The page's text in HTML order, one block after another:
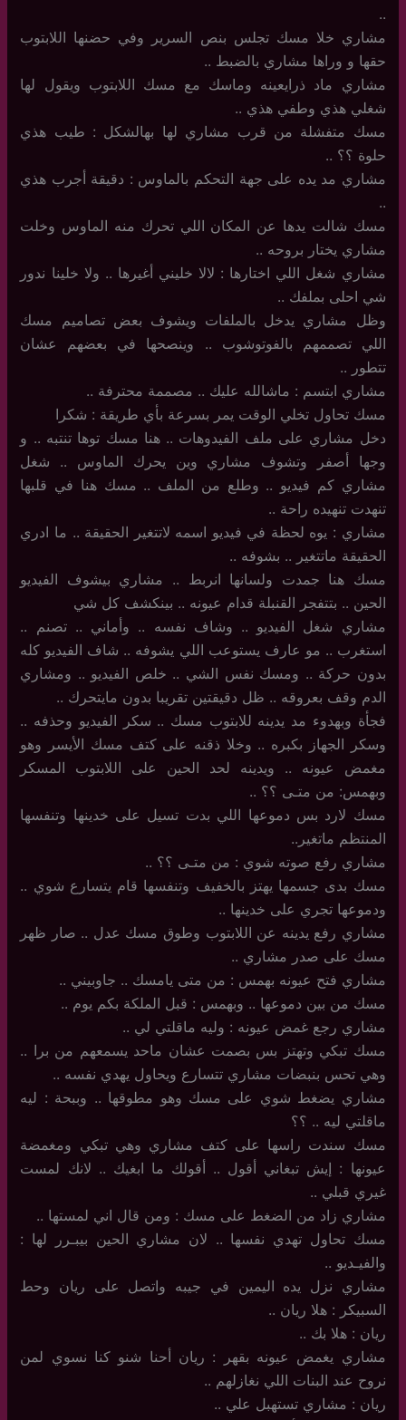
..
مشاري خلا مسك تجلس بنص السرير وفي حضنها اللابتوب
حقها و وراها مشاري بالضبط ..
مشاري ماد ذرايعينه وماسك مع مسك اللابتوب ويقول لها
شغلي هذي وطفي هذي ..
مسك متفشلة من قرب مشاري لها بهالشكل : طيب هذي
حلوة ؟؟ ..
مشاري مد يده على جهة التحكم بالماوس : دقيقة أجرب هذي
..
مسك شالت يدها عن المكان اللي تحرك منه الماوس وخلت
مشاري يختار بروحه ..
مشاري شغل اللي اختارها : لالا خليني أغيرها .. ولا خلينا ندور
شي احلى بملفك ..
وظل مشاري يدخل بالملفات ويشوف بعض تصاميم مسك
اللي تصممهم بالفوتوشوب .. وينصحها في بعضهم عشان
تتطور ..
مشاري ابتسم : ماشالله عليك .. مصممة محترفة ..
مسك تحاول تخلي الوقت يمر بسرعة بأي طريقة : شكرا
دخل مشاري على ملف الفيدوهات .. هنا مسك توها تنتبه .. و
وجها أصفر وتشوف مشاري وين يحرك الماوس .. شغل
مشاري كم فيديو .. وطلع من الملف .. مسك هنا في قلبها
تنهدت تنهيده راحة ..
مشاري : يوه لحظة في فيديو اسمه لاتتغير الحقيقة .. ما ادري
الحقيقة ماتتغير .. بشوفه ..
مسك هنا جمدت ولسانها انربط .. مشاري بيشوف الفيديو
الحين .. بتتفجر القنبلة قدام عيونه .. بينكشف كل شي
مشاري شغل الفيديو .. وشاف نفسه .. وأماني .. تصنم ..
استغرب .. مو عارف يستوعب اللي يشوفه .. شاف الفيديو كله
بدون حركة .. ومسك نفس الشي .. خلص الفيديو .. ومشاري
الدم وقف بعروقه .. ظل دقيقتين تقريبا بدون مايتحرك ..
فجأة وبهدوء مد يدينه للابتوب مسك .. سكر الفيديو وحذفه ..
وسكر الجهاز بكبره .. وخلا ذقنه على كتف مسك الأيسر وهو
مغمض عيونه .. ويدينه لحد الحين على اللابتوب المسكر
وبهمس: من متـى ؟؟ ..
مسك لارد بس دموعها اللي بدت تسيل على خدينها وتنفسها
المنتظم ماتغير..
مشاري رفع صوته شوي : من متـى ؟؟ ..
مسك بدى جسمها يهتز بالخفيف وتنفسها قام يتسارع شوي ..
ودموعها تجري على خدينها ..
مشاري رفع يدينه عن اللابتوب وطوق مسك عدل .. صار ظهر
مسك على صدر مشاري ..
مشاري فتح عيونه بهمس : من متى يامسك .. جاوبيني ..
مسك من بين دموعها .. وبهمس : قبل الملكة بكم يوم ..
مشاري رجع غمض عيونه : وليه ماقلتي لي ..
مسك تبكي وتهتز بس بصمت عشان ماحد يسمعهم من برا ..
وهي تحس بنبضات مشاري تتسارع ويحاول يهدي نفسه ..
مشاري يضغط شوي على مسك وهو مطوقها .. وببحة : ليه
ماقلتي ليه .. ؟؟
مسك سندت راسها على كتف مشاري وهي تبكي ومغمضة
عيونها : إيش تبغاني أقول .. أقولك ما ابغيك .. لانك لمست
غيري قبلي ..
مشاري زاد من الضغط على مسك : ومن قال اني لمستها ..
مسك تحاول تهدي نفسها .. لان مشاري الحين بيبـرر لها :
والفيـديو ..
مشاري نزل يده اليمين في جيبه واتصل على ريان وحط
السبيكر : هلا ريان ..
ريان : هلا بك ..
مشاري يغمض عيونه بقهر : ريان أحنا شنو كنا نسوي لمن
نروح عند البنات اللي نغازلهم ..
ريان : مشاري تستهبل علي ..